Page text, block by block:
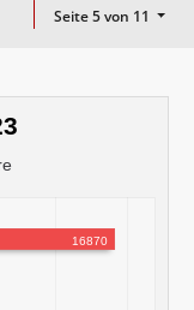
Seite 5 von 11
16870